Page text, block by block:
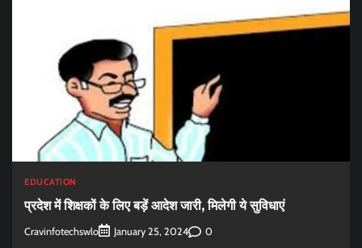
EDUCATION
प्रदेश में शिक्षकों के लिए बड़ें आदेश जारी, मिलेगी ये सुविधाएं
Cravinfotechswlo January 25, 2024 0